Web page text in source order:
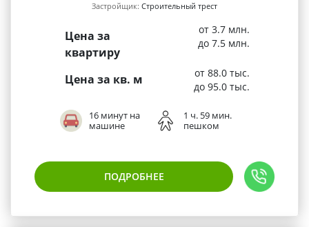
Застройщик: Строительный трест
Цена за
квартиру
от 3.7 млн.
до 7.5 млн.
Цена за кв. м
от 88.0 тыс.
до 95.0 тыс.
16 минут на
машине
1 ч. 59 мин.
пешком
ПОДРОБНЕЕ